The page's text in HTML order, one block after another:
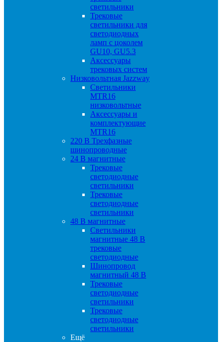
светильники
Трековые
светильники для
светодиодных
ламп с цоколем
GU10, GU5.3
Аксессуары
трековых систем
Низковольтная Jazzway
Светильники
MTR16
низковольтные
Аксессуары и
комплектующие
MTR16
220 B Трехфазные
шинопроводные
24 B магнитные
Трековые
светодиодные
светильники
Трековые
светодиодные
светильники
48 B магнитные
Светильники
магнитные 48 В
трековые
светодиодные
Шинопровод
магнитный 48 В
Трековые
светодиодные
светильники
Трековые
светодиодные
светильники
Ещё